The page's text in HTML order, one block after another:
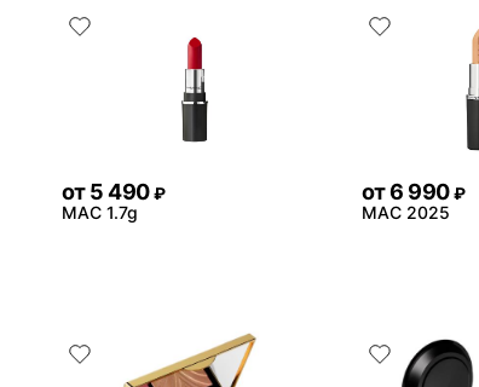
от5 490 ₽
MAC 1.7g
от6 990 ₽
MAC 2025